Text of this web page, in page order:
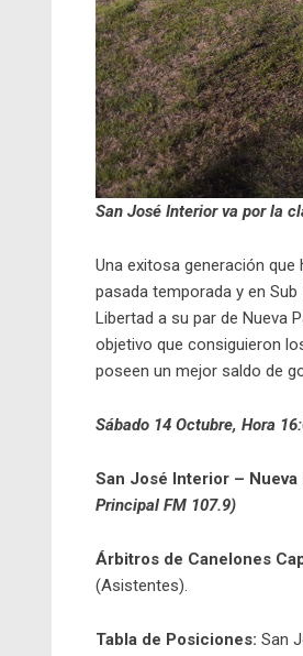
San José Interior va por la
Una exitosa generación
pasada temporada y en
Libertad a su par de Nueva
objetivo que consiguieron
poseen un mejor saldo de
Sábado 14 Octubre, Hora
San José Interior – Nueva
Principal FM 107.9)
Árbitros de Canelones
(Asistentes).
Tabla de Posiciones: San